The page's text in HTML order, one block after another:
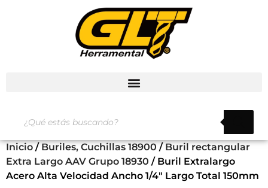
Inicio / Buriles, Cuchillas 18900 / Buril rectangular
Extra Largo AAV Grupo 18930 / Buril Extralargo
Acero Alta Velocidad Ancho 1/4″ Largo Total 150mm